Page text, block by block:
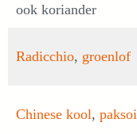
ook koriander
Radicchio, groenlof
Chinese kool, paksoi